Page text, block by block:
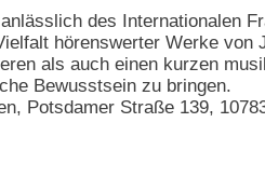
des Internationalen
hörenswerter Werke von
als auch einen kurzen
Bewusstsein zu bringen.
Potsdamer Straße 139,